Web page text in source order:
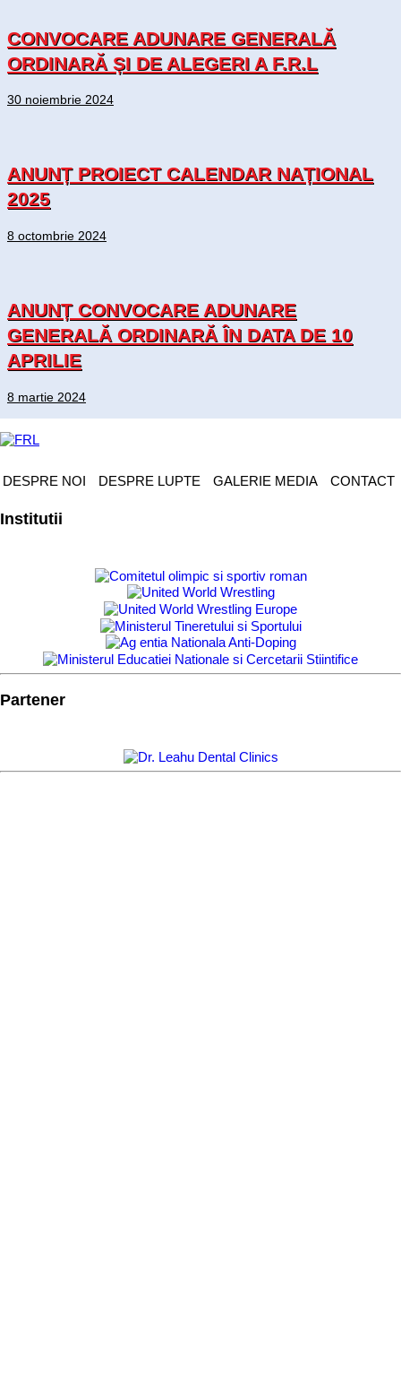
CONVOCARE ADUNARE GENERALĂ
ORDINARĂ ȘI DE ALEGERI A F.R.L
30 noiembrie 2024
ANUNȚ PROIECT CALENDAR NAȚIONAL
2025
8 octombrie 2024
ANUNȚ CONVOCARE ADUNARE
GENERALĂ ORDINARĂ ÎN DATA DE 10
APRILIE
8 martie 2024
DESPRE NOI DESPRE LUPTE GALERIE MEDIA CONTACT
Institutii
Partener